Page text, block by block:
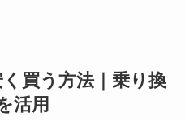
買う方法｜乗り換
活用